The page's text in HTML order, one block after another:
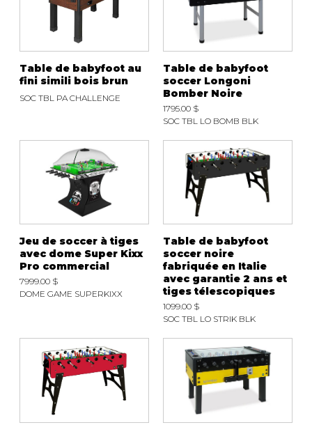
ACCESSOIRES
rassemblement.
Table de babyfoot au
fini simili bois brun
SOC TBL PA CHALLENGE
Table de babyfoot
soccer Longoni
Bomber Noire
1795.00 $
SOC TBL LO BOMB BLK
Jeu de soccer à tiges
avec dome Super Kixx
Pro commercial
7999.00 $
DOME GAME SUPERKIXX
Table de babyfoot
soccer noire
fabriquée en Italie
avec garantie 2 ans et
tiges télescopiques
1099.00 $
SOC TBL LO STRIK BLK